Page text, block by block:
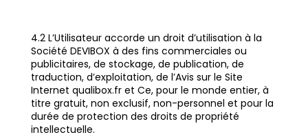
4.2 L’Utilisateur accorde un droit d’utilisation à la
Société DEVIBOX à des fins commerciales ou
publicitaires, de stockage, de publication, de
traduction, d’exploitation, de l’Avis sur le Site
Internet qualibox.fr et Ce, pour le monde entier, à
titre gratuit, non exclusif, non-personnel et pour la
durée de protection des droits de propriété
intellectuelle.